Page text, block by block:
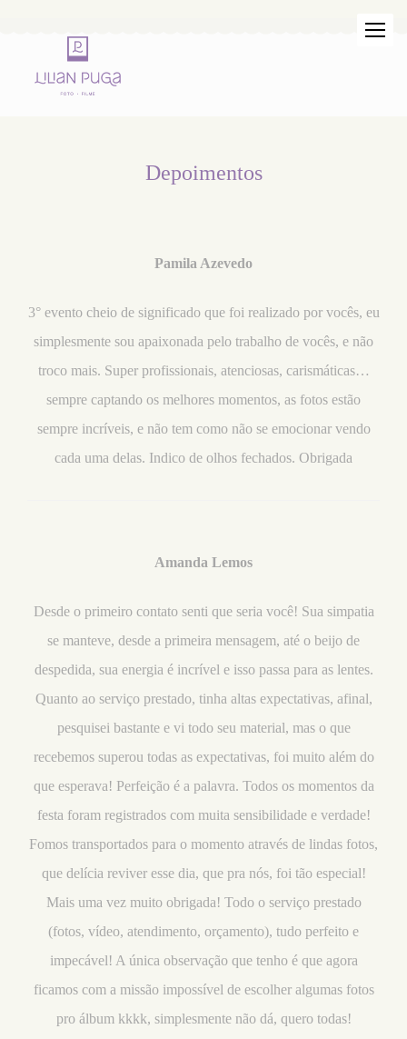
Depoimentos
3° evento cheio de significado que foi realizado por vocês, eu
simplesmente sou apaixonada pelo trabalho de vocês, e não
troco mais. Super profissionais, atenciosas, carismáticas…
sempre captando os melhores momentos, as fotos estão
sempre incríveis, e não tem como não se emocionar vendo
cada uma delas. Indico de olhos fechados. Obrigada
Pamila Azevedo
Desde o primeiro contato senti que seria você! Sua simpatia
se manteve, desde a primeira mensagem, até o beijo de
despedida, sua energia é incrível e isso passa para as lentes.
Quanto ao serviço prestado, tinha altas expectativas, afinal,
pesquisei bastante e vi todo seu material, mas o que
recebemos superou todas as expectativas, foi muito além do
que esperava! Perfeição é a palavra. Todos os momentos da
festa foram registrados com muita sensibilidade e verdade!
Fomos transportados para o momento através de lindas fotos,
que delícia reviver esse dia, que pra nós, foi tão especial!
Mais uma vez muito obrigada! Todo o serviço prestado
(fotos, vídeo, atendimento, orçamento), tudo perfeito e
impecável! A única observação que tenho é que agora
ficamos com a missão impossível de escolher algumas fotos
pro álbum kkkk, simplesmente não dá, quero todas!
Amanda Lemos